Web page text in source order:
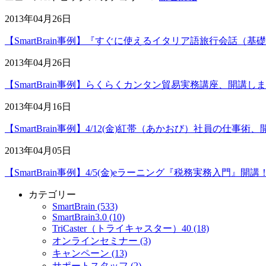
2013年04月26日
【SmartBrain事例】『すぐに使えるイタリア語旅行会話（基
2013年04月26日
【SmartBrain事例】らくらくカンタン貿易実務講座、開講しま
2013年04月16日
【SmartBrain事例】4/12(金)紅帯（あかおび）社員の仕事術、
2013年04月05日
【SmartBrain事例】4/5(金)eラーニング『税務実務入門』開講！
カテゴリー
SmartBrain (533)
SmartBrain3.0 (10)
TriCaster（トライキャスター）40 (18)
オンラインセミナー (3)
キャンペーン (13)